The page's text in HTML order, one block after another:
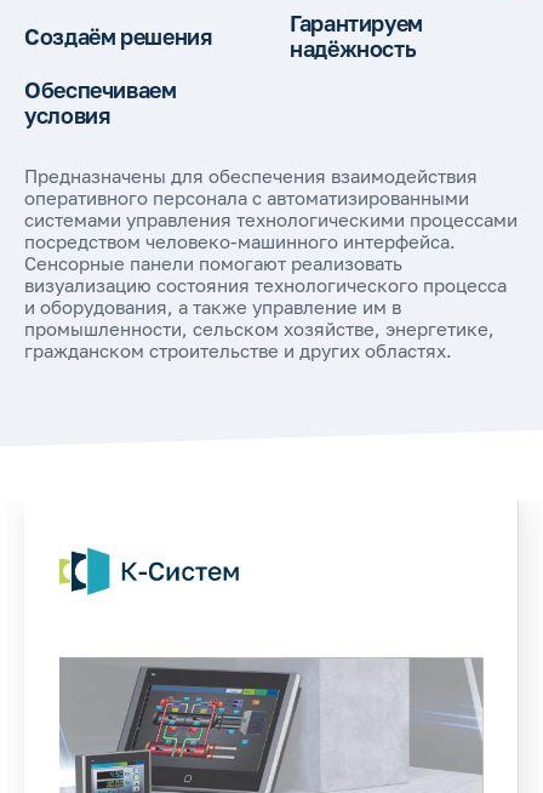
Создаём решения
Гарантируем
надёжность
Обеспечиваем
условия
Предназначены для обеспечения взаимодействия
оперативного персонала с автоматизированными
системами управления технологическими процессами
посредством человеко-машинного интерфейса.
Сенсорные панели помогают реализовать
визуализацию состояния технологического процесса
и оборудования, а также управление им в
промышленности, сельском хозяйстве, энергетике,
гражданском строительстве и других областях.